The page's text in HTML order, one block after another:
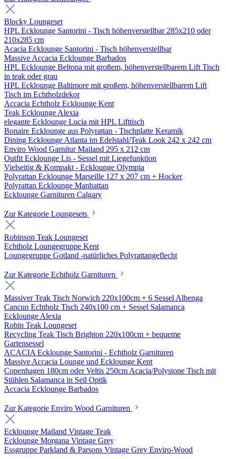
Blocky Loungeset
HPL Ecklounge Santorini - Tisch höhenverstellbar 285x210 oder
210x285 cm
Acacia Ecklounge Santorini - Tisch höhenverstellbar
Massive Accacia Ecklounge Barbados
HPL Ecklounge Beltona mit großem, höhenverstellbarem Lift Tisch
in teak oder grau
HPL Ecklounge Baltimore mit großem, höhenverstellbarem Lift
Tisch im Echtholzdekor
Accacia Echtholz Ecklounge Kent
Teak Ecklounge Alexia
elegante Ecklounge Lucia mit HPL Lifttisch
Bonaire Ecklounge aus Polyrattan - Tischplatte Keramik
Dining Ecklounge Atlanta im Edelstahl/Teak Look 242 x 242 cm
Enviro Wood Garnitur Mailand 295 x 212 cm
Outfit Ecklounge Lis - Sessel mit Liegefunktion
Vielseitig & Kompakt - Ecklounge Olympia
Polyrattan Ecklounge Marseille 127 x 207 cm + Hocker
Polyrattan Ecklounge Manhattan
Ecklounge Garnituren Calgary
Zur Kategorie Loungesets
Robinson Teak Loungeset
Echtholz Loungegruppe Kent
Loungegruppe Gotland -natürliches Polyrattangeflecht
Zur Kategorie Echtholz Garnituren
Massiver Teak Tisch Norwich 220x100cm + 6 Sessel Albenga
Cancun Echtholz Tisch 240x100 cm + Sessel Salamanca
Ecklounge Alexia
Robin Teak Loungeset
Recycling Teak Tisch Brighton 220x100cm + bequeme
Gartensessel
ACACIA Ecklounge Santorini - Echtholz Garnituren
Massive Accacia Lounge und Ecklounge Kent
Copenhagen 180cm oder Veltis 250cm Acacia/Polystone Tisch mit
Stühlen Salamanca in Seil Optik
Accacia Ecklounge Barbados
Zur Kategorie Enviro Wood Garnituren
Ecklounge Mailand Vintage Teak
Ecklounge Morgana Vintage Grey
Essgruppe Parkland & Parsons Vintage Grey Enviro-Wood